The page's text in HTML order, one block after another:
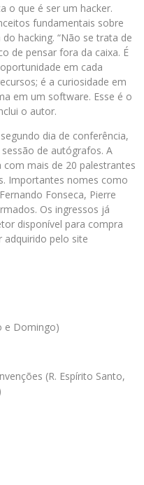
o que é ser um hacker.
fundamentais sobre
hacking. “Não se trata de
de pensar fora da caixa. É
em cada
é a curiosidade em
em um software. Esse é o
o autor.
dia de conferência,
de autógrafos. A
mais de 20 palestrantes
Importantes nomes como
Fonseca, Pierre
Os ingressos já
disponível para compra
adquirido pelo site
e Domingo)
(R. Espírito Santo,